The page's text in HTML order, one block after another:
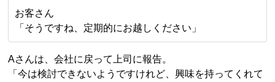
お客さん
「そうですね、定期的にお越しください」
Aさんは、会社に戻って上司に報告。
「今は検討できないようですけれど、興味を持ってくれて